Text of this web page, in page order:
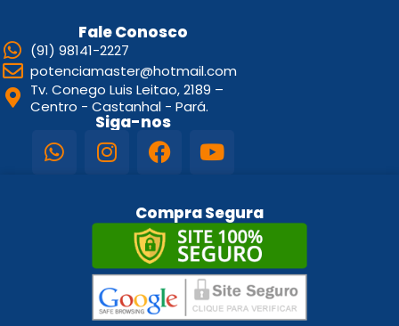
Fale Conosco
(91) 98141-2227
potenciamaster@hotmail.com
Tv. Conego Luis Leitao, 2189 –
Centro - Castanhal - Pará.
Siga-nos
Compra Segura